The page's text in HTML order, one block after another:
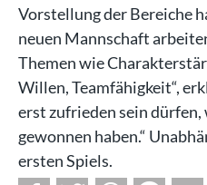
Vorstellung der Bereiche
neuen Mannschaft
Themen wie
Willen, Teamfähigkeit“,
erst zufrieden sein dürfen,
gewonnen haben.“
ersten Spiels.